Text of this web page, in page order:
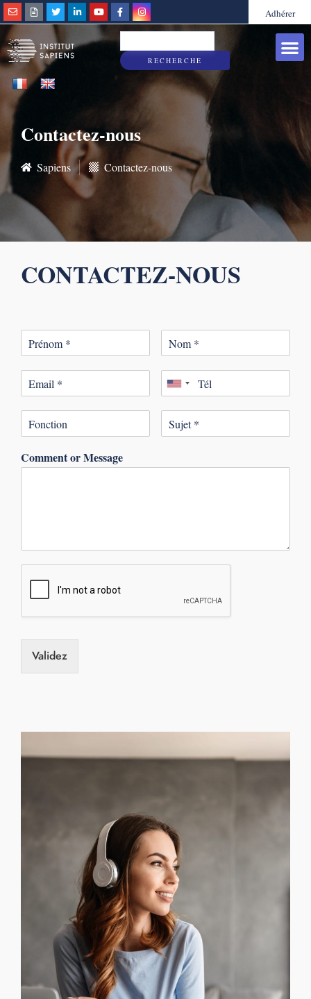
Adhérer
RECHERCHE
Contactez-nous
Sapiens Contactez-nous
CONTACTEZ-NOUS
Comment or Message
Validez